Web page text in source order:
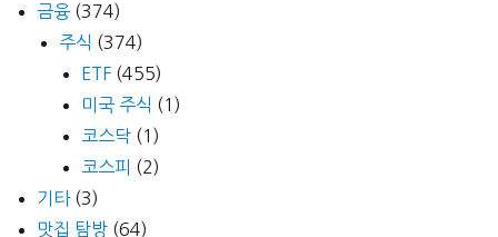
금융 (374)
주식 (374)
ETF (455)
미국 주식 (1)
코스닥 (1)
코스피 (2)
기타(3)
맛집 탐방 (64)